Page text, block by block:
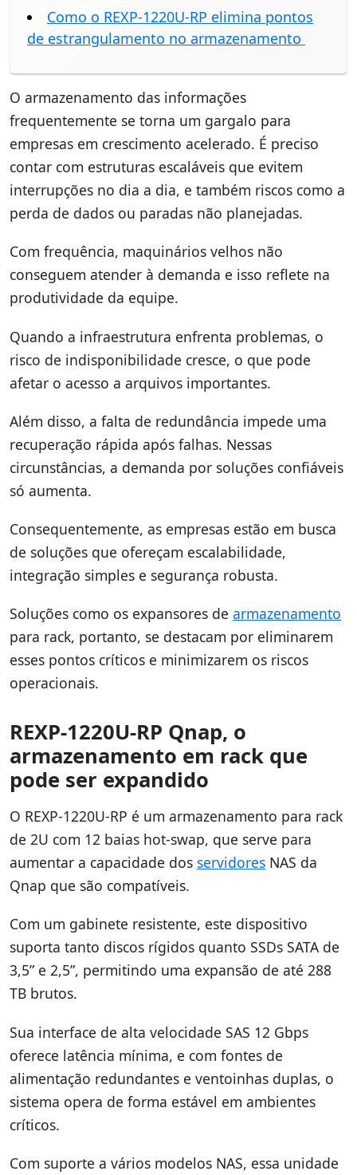
Como o REXP-1220U-RP elimina pontos
de estrangulamento no armazenamento
O armazenamento das informações
frequentemente se torna um gargalo para
empresas em crescimento acelerado. É preciso
contar com estruturas escaláveis que evitem
interrupções no dia a dia, e também riscos como a
perda de dados ou paradas não planejadas.
Com frequência, maquinários velhos não
conseguem atender à demanda e isso reflete na
produtividade da equipe.
Quando a infraestrutura enfrenta problemas, o
risco de indisponibilidade cresce, o que pode
afetar o acesso a arquivos importantes.
Além disso, a falta de redundância impede uma
recuperação rápida após falhas. Nessas
circunstâncias, a demanda por soluções confiáveis
só aumenta.
Consequentemente, as empresas estão em busca
de soluções que ofereçam escalabilidade,
integração simples e segurança robusta.
Soluções como os expansores de armazenamento
para rack, portanto, se destacam por eliminarem
esses pontos críticos e minimizarem os riscos
operacionais.
REXP-1220U-RP Qnap, o
armazenamento em rack que
pode ser expandido
O REXP-1220U-RP é um armazenamento para rack
de 2U com 12 baias hot-swap, que serve para
aumentar a capacidade dos servidores NAS da
Qnap que são compatíveis.
Com um gabinete resistente, este dispositivo
suporta tanto discos rígidos quanto SSDs SATA de
3,5” e 2,5”, permitindo uma expansão de até 288
TB brutos.
Sua interface de alta velocidade SAS 12 Gbps
oferece latência mínima, e com fontes de
alimentação redundantes e ventoinhas duplas, o
sistema opera de forma estável em ambientes
críticos.
Com suporte a vários modelos NAS, essa unidade